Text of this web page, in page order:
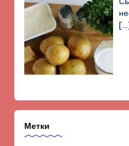
Метки